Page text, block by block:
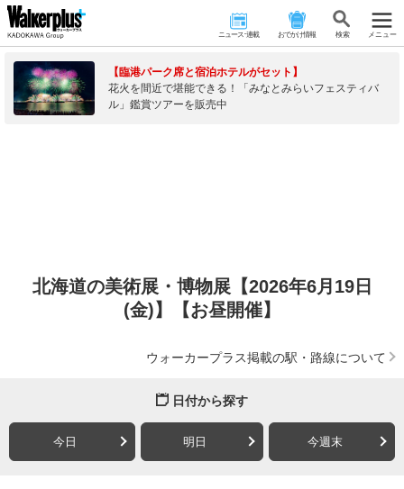
ニュース･連載 おでかけ情報 検 索 メニュー
【臨港パーク席と宿泊ホテルがセット】
花火を間近で堪能できる！「みなとみらいフェスティバ
ル」鑑賞ツアーを販売中
北海道の美術展・博物展【2026年6月19日
(金)】【お昼開催】
ウォーカープラス掲載の駅・路線について
日付から探す
今日 明日 今週末